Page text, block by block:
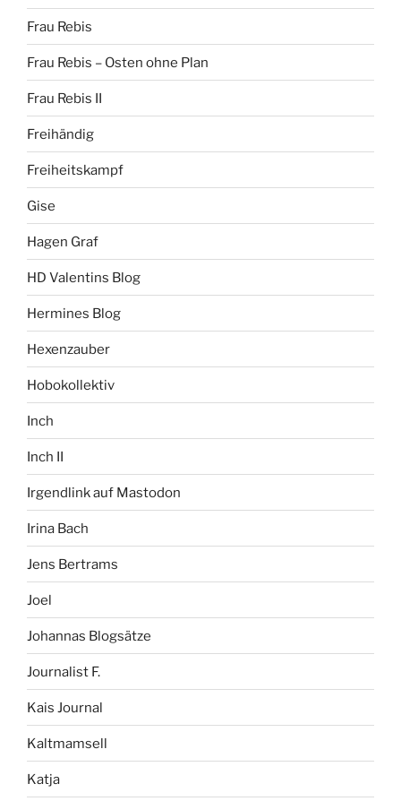
Frau Rebis
Frau Rebis – Osten ohne Plan
Frau Rebis II
Freihändig
Freiheitskampf
Gise
Hagen Graf
HD Valentins Blog
Hermines Blog
Hexenzauber
Hobokollektiv
Inch
Inch II
Irgendlink auf Mastodon
Irina Bach
Jens Bertrams
Joel
Johannas Blogsätze
Journalist F.
Kais Journal
Kaltmamsell
Katja